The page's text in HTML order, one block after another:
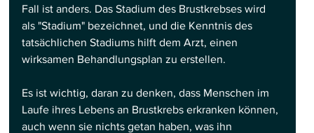
Fall ist anders. Das Stadium des Brustkrebses wird
als "Stadium" bezeichnet, und die Kenntnis des
tatsächlichen Stadiums hilft dem Arzt, einen
wirksamen Behandlungsplan zu erstellen.
Es ist wichtig, daran zu denken, dass Menschen im
Laufe ihres Lebens an Brustkrebs erkranken können,
auch wenn sie nichts getan haben, was ihn